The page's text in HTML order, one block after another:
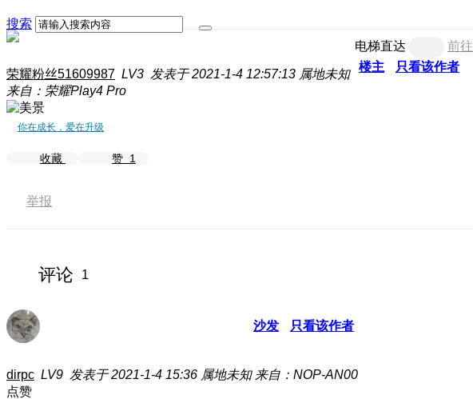
搜索
电梯直达
前往
楼主
只看该作者
荣耀粉丝51609987 LV3 发表于 2021-1-4 12:57:13 属地未知
来自：荣耀Play4 Pro
你在成长，爱在升级
收藏 赞 1
举报
评论 1
沙发 只看该作者
dirpc LV9 发表于 2021-1-4 15:36 属地未知 来自：NOP-AN00
点赞